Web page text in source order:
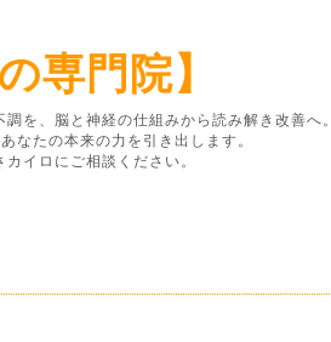
専門院】
を、脳と神経の仕組みから読み解き改善へ。
なたの本来の力を引き出します。
イロにご相談ください。